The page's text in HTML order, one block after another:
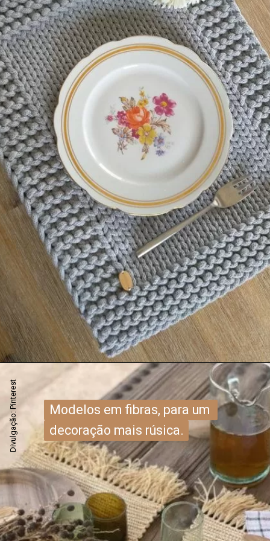
Modelos em fibras, para um
decoração mais rúsica.
Modelos em fibras, para um
decoração mais rúsica.
Divulgação: Pinterest